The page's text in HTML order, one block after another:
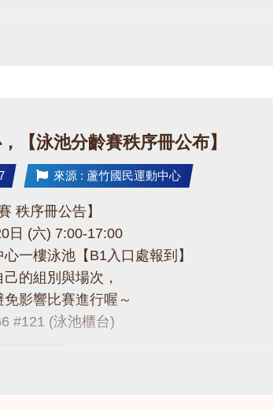
【泳池分齡賽秩序冊公布】
來源 : 蘆竹國民運動中心
秩序冊公告】
日 (六) 7:00-17:00
一樓泳池【B1入口處報到】
的組別與場次，
影響比賽進行喔～
#121 (泳池櫃台)